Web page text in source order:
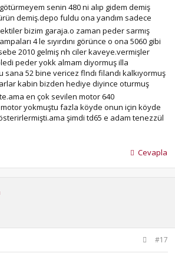
senin 480 ni alıp gidem demiş
demiş.depo fuldu ona yandım sadece
bizim garaja.o zaman peder sarmış
4 le sıyırdını görünce o ona 5060 gibi
2010 gelmiş nh ciler kaveye.vermişler
peder yokk almam diyormuş illa
sana 52 bine vericez flndı filandı kalkıyormuş
kabin bizden hediye diyince oturmuş
en çok sevilen motor 640
yokmuştu fazla köyde onun için köyde
şimdi td65 e adam tenezzül
Cevapla
#17